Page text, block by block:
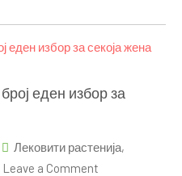
еден избор за
Лековити растенија,
Leave a Comment